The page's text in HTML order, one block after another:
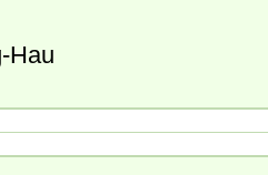
Hau